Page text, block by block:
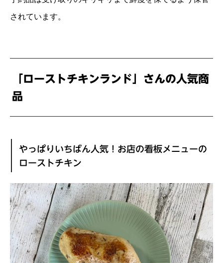
されています。
「ローストチキンランド」さんの人気商
品
やっぱりいちばん人気！お店の看板メニューの
ローストチキン